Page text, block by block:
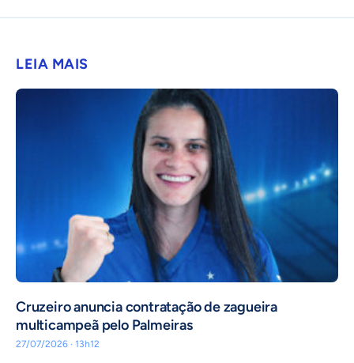
LEIA MAIS
Cruzeiro anuncia contratação de zagueira
multicampeã pelo Palmeiras
27/07/2026 · 13h12